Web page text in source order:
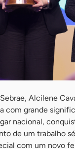
Alcilene
com grande
nacional,
de um trabalho
com um novo